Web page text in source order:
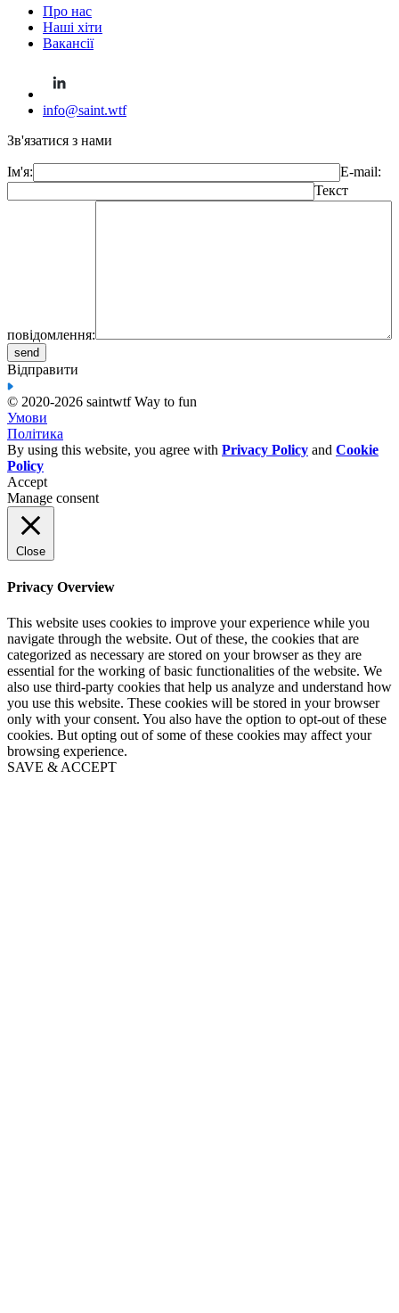
Про нас
Наші хіти
Вакансії
info@saint.wtf
Зв'язатися з нами
Ім'я:
E-mail:
Текст
повідомлення:
Відправити
© 2020-2026 saintwtf Way to fun
Умови
Політика
By using this website, you agree with Privacy Policy and Cookie
Policy
Accept
Manage consent
Close
Privacy Overview
This website uses cookies to improve your experience while you
navigate through the website. Out of these, the cookies that are
categorized as necessary are stored on your browser as they are
essential for the working of basic functionalities of the website. We
also use third-party cookies that help us analyze and understand how
you use this website. These cookies will be stored in your browser
only with your consent. You also have the option to opt-out of these
cookies. But opting out of some of these cookies may affect your
browsing experience.
SAVE & ACCEPT